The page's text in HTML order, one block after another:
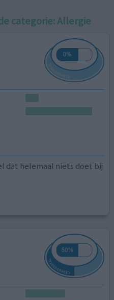
categorie:Allergie
dat helemaal niets doet bij